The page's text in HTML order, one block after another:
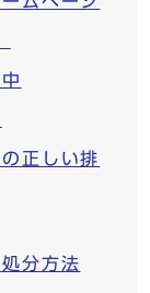
正しい排
分方法